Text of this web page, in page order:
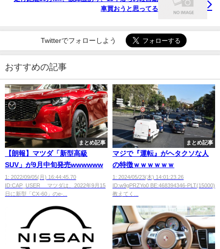
車買おうと思ってる
Twitterでフォローしよう
おすすめの記事
まとめ記事
【朗報】マツダ「新型高級
SUV」が9月中旬発売wwwwww
1: 2022/09/05(月) 16:44:45.70
ID:CAP_USER マツダは、2022年9月15
日に新型「CX-60」のe-...
まとめ記事
マジで『運転』がヘタクソな人
の特徴ｗｗｗｗｗｗ
1: 2024/05/23(木) 14:01:23.26
ID:w9gPRZYo0 BE:468394346-PLT(15000)
教えてく...